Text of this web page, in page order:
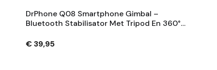
DrPhone Q08 Smartphone Gimbal –
Bluetooth Stabilisator Met Tripod En 360°
€ 39,95